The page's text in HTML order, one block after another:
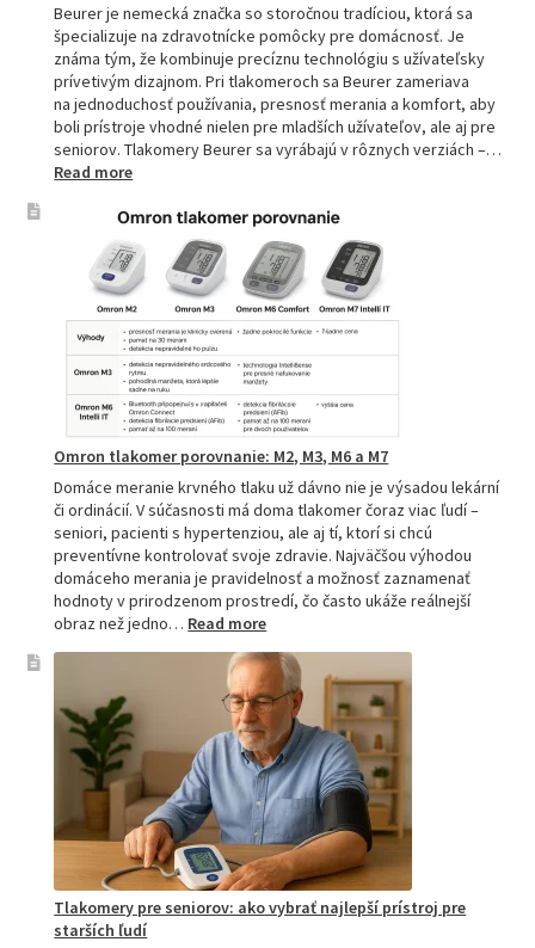
Beurer je nemecká značka so storočnou tradíciou, ktorá sa
špecializuje na zdravotnícke pomôcky pre domácnosť. Je
známa tým, že kombinuje precíznu technológiu s užívateľsky
prívetivým dizajnom. Pri tlakomeroch sa Beurer zameriava
na jednoduchosť používania, presnosť merania a komfort, aby
boli prístroje vhodné nielen pre mladších užívateľov, ale aj pre
seniorov. Tlakomery Beurer sa vyrábajú v rôznych verziách –…
Read more:
tlakomery
spoľahlivý
pomocník
pre
zdravie
Omron tlakomer porovnanie: M2, M3, M6 a M7
Domáce meranie krvného tlaku už dávno nie je výsadou lekární
či ordinácií. V súčasnosti má doma tlakomer čoraz viac ľudí –
seniori, pacienti s hypertenziou, ale aj tí, ktorí si chcú
preventívne kontrolovať svoje zdravie. Najväčšou výhodou
domáceho merania je pravidelnosť a možnosť zaznamenať
hodnoty v prirodzenom prostredí, čo často ukáže reálnejší
obraz než jedno… Read more:
tlakomer
porovnanie:
M2,
M3,
M6
a
M7
Tlakomery pre seniorov: ako vybrať najlepší prístroj pre
starších ľudí